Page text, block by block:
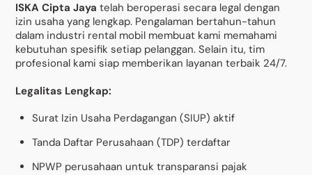
ISKA Cipta Jaya telah beroperasi secara legal dengan
izin usaha yang lengkap. Pengalaman bertahun-tahun
dalam industri rental mobil membuat kami memahami
kebutuhan spesifik setiap pelanggan. Selain itu, tim
profesional kami siap memberikan layanan terbaik 24/7.
Legalitas Lengkap:
Surat Izin Usaha Perdagangan (SIUP) aktif
Tanda Daftar Perusahaan (TDP) terdaftar
NPWP perusahaan untuk transparansi pajak